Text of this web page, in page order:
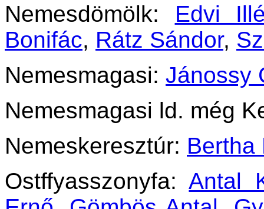
Nemesdömölk: Edvi
Bonifác, Rátz Sándor,
Nemesmagasi: Jánossy
Nemesmagasi ld. még
Nemeskeresztúr: Bertha
Ostffyasszonyfa:Antal